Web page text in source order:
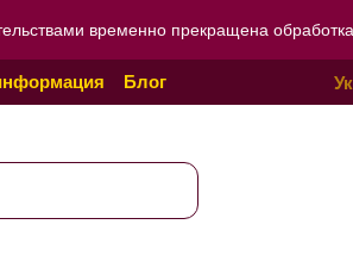
временно прекращена обработка
Блог